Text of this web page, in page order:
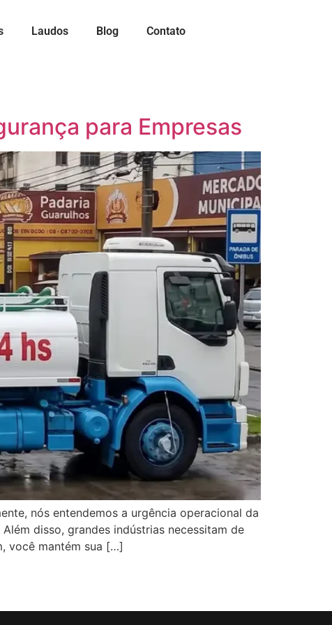
Laudos Blog Contato
para Empresas
nós entendemos a urgência operacional da
disso, grandes indústrias necessitam de
você mantém sua […]